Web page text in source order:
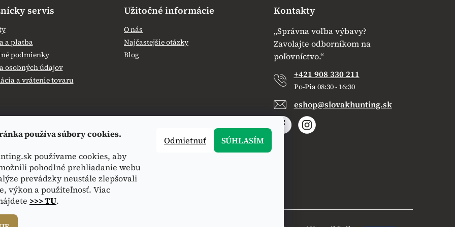
používa súbory cookies.
používame cookies, aby
pohodlné prehliadanie webu
prevádzky neustále zlepšovali
výkon a použiteľnosť. Viac
>>> TU.
Odmietnuť SÚHLASÍM
servis
a platba
podmienky
osobných údajov
a vrátenie tovaru
Užitočné informácie
O nás
Najčastejšie otázky
Blog
Kontakty
„Správna voľba výbavy?
Zavolajte odborníkom na
poľovníctvo.“
+421 908 330 211
Po-Pia 08:30 - 16:30
eshop@slovakhunting.sk